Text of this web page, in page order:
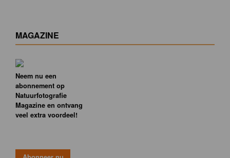
MAGAZINE
Neem nu een
abonnement op
Natuurfotografie
Magazine en ontvang
veel extra voordeel!